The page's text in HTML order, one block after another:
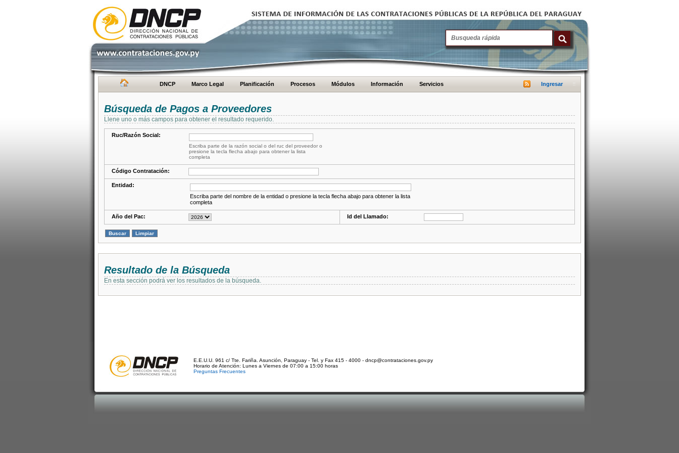
DNCP Marco Legal Planificación Procesos Módulos Información Servicios Ingresar
Búsqueda de Pagos a Proveedores
Llene uno o más campos para obtener el resultado requerido.
Ruc/Razón Social:
Escriba parte de la razón social o del ruc del proveedor o
presione la tecla flecha abajo para obtener la lista
completa
Código Contratación:
Entidad:
Escriba parte del nombre de la entidad o presione la tecla flecha abajo para obtener la lista
completa
Año del Pac: Id del Llamado:
Resultado de la Búsqueda
En esta sección podrá ver los resultados de la búsqueda.
E.E.U.U. 961 c/ Tte. Fariña. Asunción, Paraguay - Tel. y Fax 415 - 4000 - dncp@contrataciones.gov.py
Horario de Atención: Lunes a Viernes de 07:00 a 15:00 horas
Preguntas Frecuentes